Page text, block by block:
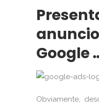
Google
Obviamente,